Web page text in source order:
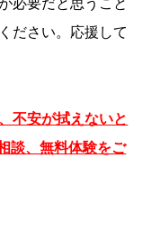
ださい。応援して
不安が拭えないと
談、無料体験をご